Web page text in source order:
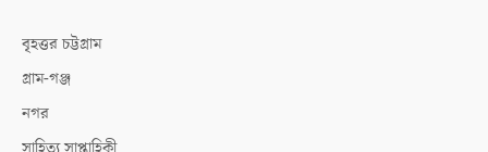
বৃহত্তর চট্টগ্রাম
গ্রাম-গঞ্জ
নগর